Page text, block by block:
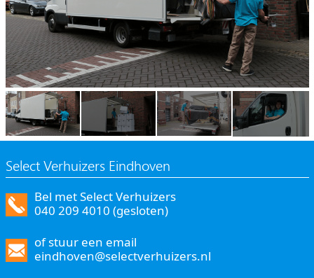
Select Verhuizers Eindhoven
Bel met Select Verhuizers
040 209 4010 (gesloten)
of stuur een email
eindhoven@selectverhuizers.nl